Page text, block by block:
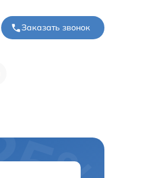
Заказать звонок